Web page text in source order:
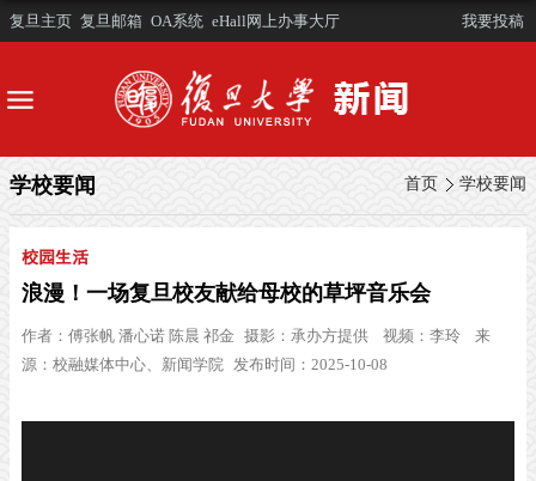
复旦主页 复旦邮箱 OA系统 eHall网上办事大厅 我要投稿
首页 学校要闻
学校要闻
校园生活
浪漫！一场复旦校友献给母校的草坪音乐会
作者： 傅张帆 潘心诺 陈晨 祁金 摄影： 承办方提供 视频： 李玲
来
源： 校融媒体中心、新闻学院 发布时间：2025-10-08